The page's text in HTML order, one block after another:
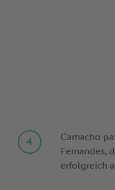
Camacho
Fernandes,
erfolgreich